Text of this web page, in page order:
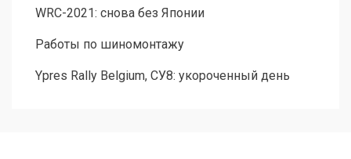
WRC-2021: снова без Японии
Работы по шиномонтажу
Ypres Rally Belgium, СУ8: укороченный день